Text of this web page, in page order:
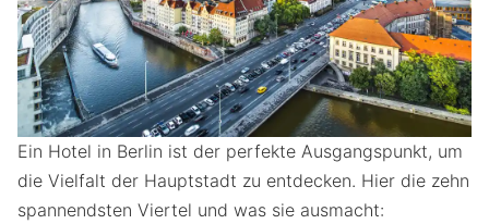
Ein Hotel in Berlin ist der perfekte Ausgangspunkt, um
die Vielfalt der Hauptstadt zu entdecken. Hier die zehn
spannendsten Viertel und was sie ausmacht: